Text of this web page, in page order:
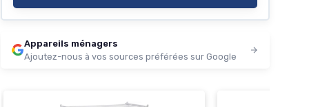
Appareils ménagers
Ajoutez-nous à vos sources préférées sur Google